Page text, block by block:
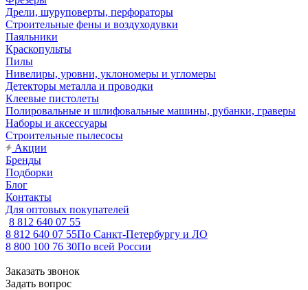
Дрели, шуруповерты, перфораторы
Строительные фены и воздуходувки
Паяльники
Краскопульты
Пилы
Нивелиры, уровни, уклономеры и угломеры
Детекторы металла и проводки
Клеевые пистолеты
Полировальные и шлифовальные машины, рубанки, граверы
Наборы и аксессуары
Строительные пылесосы
Акции
Бренды
Подборки
Блог
Контакты
Для оптовых покупателей
8 812 640 07 55
8 812 640 07 55По Санкт-Петербургу и ЛО
8 800 100 76 30По всей России
Заказать звонок
Задать вопрос